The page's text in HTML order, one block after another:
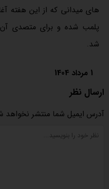
های میدانی که از این هفته
پلمب شده و برای متصدی
شد.
1 مرداد 1404
ارسال نظر
آدرس ایمیل شما منتشر نخواهد